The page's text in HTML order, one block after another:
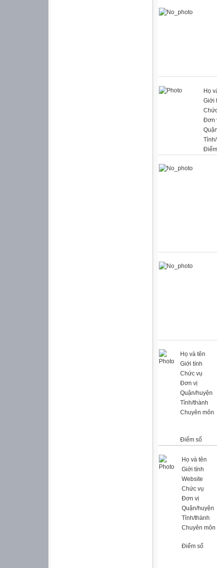
Họ
Giới
Đơn
Họ và tên
Giới tính
Chức vụ
Đơn vị
Quận/huyện
Tỉnh/thành
Chuyên môn
Điểm số
Họ và tên
Giới tính
Website
Chức vụ
Đơn vị
Quận/huyện
Tỉnh/thành
Chuyên môn
Điểm số